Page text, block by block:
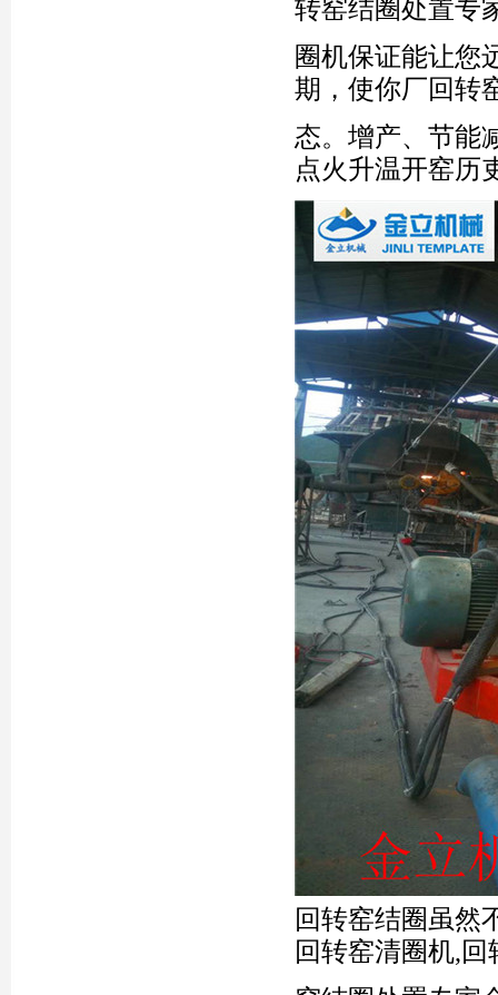
转窑结圈处置专
圈机保证能让您
期，使你厂回转
态。增产、节能
点火升温开窑历
回转窑结圈虽然
回转窑清圈机,